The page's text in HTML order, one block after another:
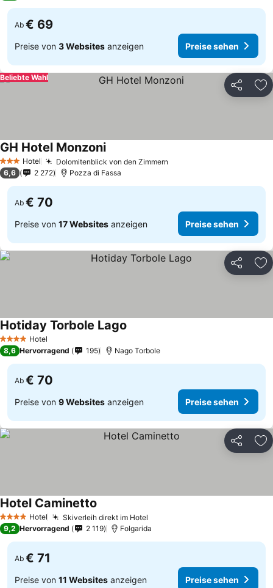
Ab € 69
Preise von 3 Websites anzeigen Preise sehen
Teilen
Beliebte Wahl
3 SterneHotel Dolomitenblick von den Zimmern
GH Hotel Monzoni
6,6 2 272 Pozza di Fassa
Ab € 70
Preise von 17 Websites anzeigen Preise sehen
Teilen
4 Sterne Hotel
Hotiday Torbole Lago
8,6 Hervorragend 195 Nago Torbole
Ab € 70
Preise von 9 Websites anzeigen Preise sehen
Teilen
4 Sterne Hotel Skiverleih direkt im Hotel
Hotel Caminetto
9,2 Hervorragend 2 119 Folgarida
Ab € 71
Preise von 11 Websites anzeigen Preise sehen